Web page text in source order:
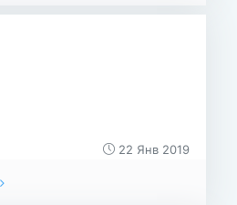
22 Янв 2019